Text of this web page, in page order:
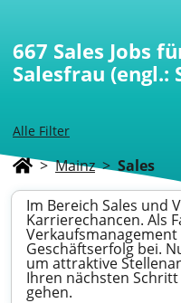
Alle Filter
667 Sales Jobs
Salesfrau (engl.:
> Mainz > Sales
Im Bereich Sales und
Karrierechancen. Als
Geschäftserfolg bei.
um attraktive
Ihren nächsten
gehen.